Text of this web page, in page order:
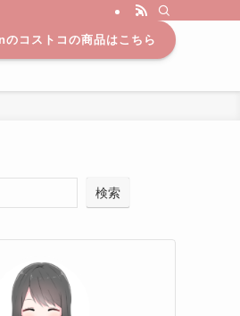
コストコの商品はこちら
検索